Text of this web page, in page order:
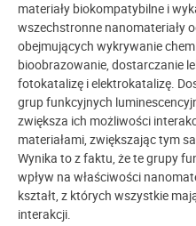
materiały biokompatybilne i
wszechstronne nanomateriały
obejmujących wykrywanie
bioobrazowanie, dostarczanie
fotokatalizę i elektrokatalizę.
grup funkcyjnych
zwiększa ich możliwości
materiałami, zwiększając tym
Wynika to z faktu, że te grupy
wpływ na właściwości
kształt, z których wszystkie
interakcji.